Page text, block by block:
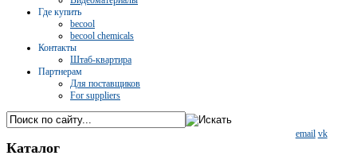
Где купить
becool
becool chemicals
Контакты
Штаб-квартира
Партнерам
Для поставщиков
For suppliers
email vk
Каталог